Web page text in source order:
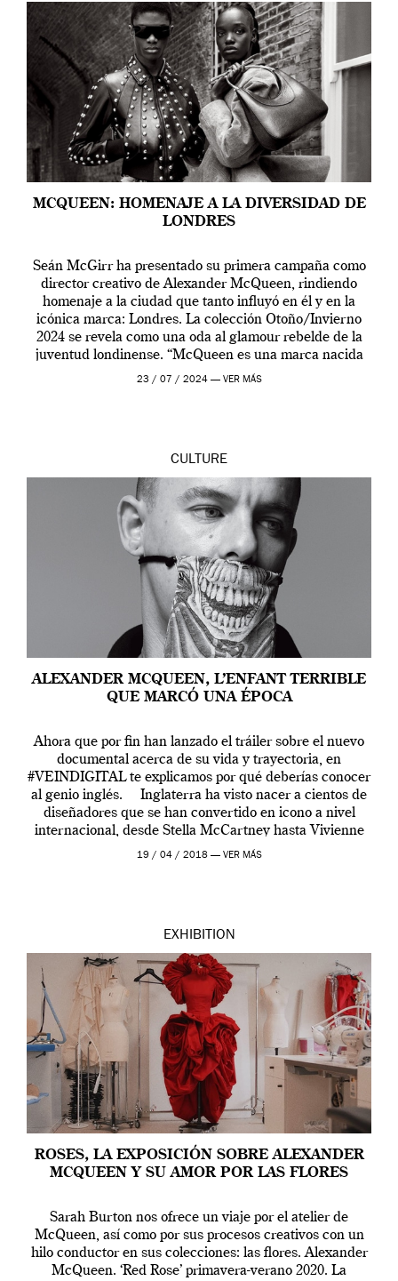
MCQUEEN: HOMENAJE A LA DIVERSIDAD DE
LONDRES
Seán McGirr ha presentado su primera campaña como
director creativo de Alexander McQueen, rindiendo
homenaje a la ciudad que tanto influyó en él y en la
icónica marca: Londres. La colección Otoño/Invierno
2024 se revela como una oda al glamour rebelde de la
juventud londinense. “McQueen es una marca nacida
en Londres y siempre ha […]
23 / 07 / 2024 — VER MÁS
CULTURE
ALEXANDER MCQUEEN, L’ENFANT TERRIBLE
QUE MARCÓ UNA ÉPOCA
Ahora que por fin han lanzado el tráiler sobre el nuevo
documental acerca de su vida y trayectoria, en
#VEINDIGITAL te explicamos por qué deberías conocer
al genio inglés. Inglaterra ha visto nacer a cientos de
diseñadores que se han convertido en icono a nivel
internacional, desde Stella McCartney hasta Vivienne
Westwood pasando […]
19 / 04 / 2018 — VER MÁS
EXHIBITION
ROSES, LA EXPOSICIÓN SOBRE ALEXANDER
MCQUEEN Y SU AMOR POR LAS FLORES
Sarah Burton nos ofrece un viaje por el atelier de
McQueen, así como por sus procesos creativos con un
hilo conductor en sus colecciones: las flores. Alexander
McQueen. ‘Red Rose’ primavera-verano 2020. La